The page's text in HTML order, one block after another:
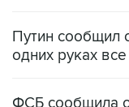
Путин сообщил
одних руках